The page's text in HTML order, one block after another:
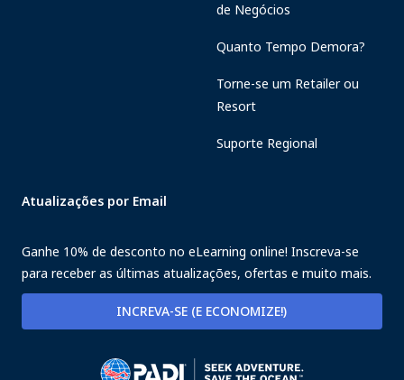
de Negócios
Quanto Tempo Demora?
Torne-se um Retailer ou
Resort
Suporte Regional
Atualizações por Email
Ganhe 10% de desconto no eLearning online! Inscreva-se
para receber as últimas atualizações, ofertas e muito mais.
INCREVA-SE (E ECONOMIZE!)